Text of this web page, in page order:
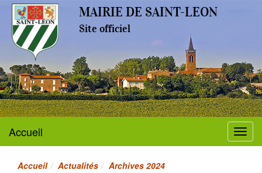
MAIRIE DE SAINT-LEON
Site officiel
Menu
Accueil
Accueil Actualités
Archives 2024